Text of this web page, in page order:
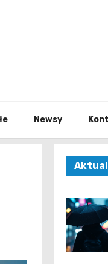
Newsy